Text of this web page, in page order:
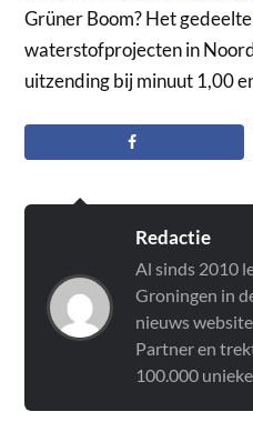
Grüner Boom? Het
waterstofprojecten in
uitzending bij minuut 1,00
Redactie
Al sinds 2010
Groningen in
nieuws
Partner en
100.000